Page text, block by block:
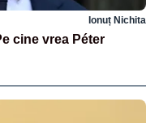
Ionuț Nichita
cine vrea Péter